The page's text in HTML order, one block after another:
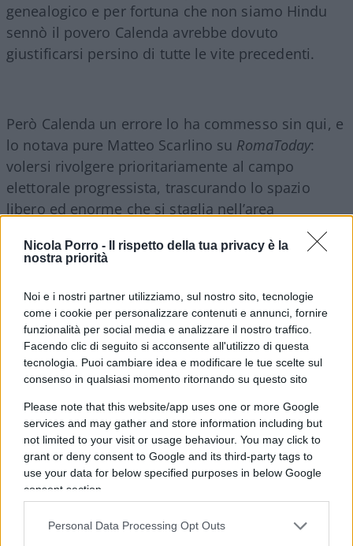
Nicola Porro -
Il rispetto della tua privacy è la
nostra priorità
Noi e i nostri partner utilizziamo, sul nostro sito, tecnologie
come i cookie per personalizzare contenuti e annunci, fornire
funzionalità per social media e analizzare il nostro traffico.
Facendo clic di seguito si acconsente all'utilizzo di questa
tecnologia. Puoi cambiare idea e modificare le tue scelte sul
consenso in qualsiasi momento ritornando su questo sito
Please note that this website/app uses one or more Google
services and may gather and store information including but
not limited to your visit or usage behaviour. You may click to
grant or deny consent to Google and its third-party tags to
use your data for below specified purposes in below Google
consent section.
Personal Data Processing Opt Outs
genealogico e per fortuna che non siamo Hindu
sennò il povero Calenda avrebbe dovuto
giustificarsi persino di tutte le vite precedenti.
Però Calenda un errore lo ha commesso sin qui, e
lo notava pure Matteo Scarlino su RomaToday:
volersi rivolgere prioritariamente al campo
elettorale progressista, trascurando lo spazio
libero ed enorme che si staglia nell’area
complessivamente di un proprio candidato, a
Quello romano è un voto su programmi, idee,
fatti, atti e visione cittadina, inutile volersi
avviluppare nella rete di un unico schieramento
ideologico.
Il ritardo accumulato dal centrodestra infatti,
quelli de ‘il candidato lo scegliamo in mezz’ora’,
sta diventando irrecuperabile: in un corpo sociale
estenuato da stazioni metro sfasciate, ritardi
concede più fiducia in maniera messianica. La